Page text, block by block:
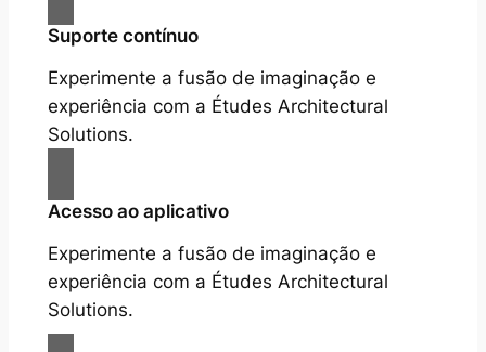
Suporte contínuo
Experimente a fusão de imaginação e
experiência com a Études Architectural
Solutions.
Acesso ao aplicativo
Experimente a fusão de imaginação e
experiência com a Études Architectural
Solutions.